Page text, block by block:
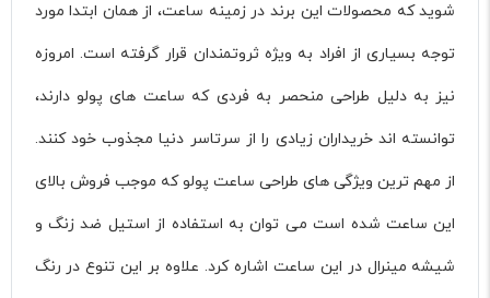
شوید که محصولات این برند در زمینه ساعت، از همان ابتدا مورد
توجه بسیاری از افراد به ویژه ثروتمندان قرار گرفته است. امروزه
نیز به دلیل طراحی منحصر به فردی که ساعت های پولو دارند،
توانسته اند خریداران زیادی را از سرتاسر دنیا مجذوب خود کنند.
از مهم‌ ترین ویژگی های طراحی ساعت پولو که موجب فروش بالای
این ساعت شده است می توان به استفاده از استیل ضد زنگ و
شیشه مینرال در این ساعت اشاره کرد. علاوه بر این تنوع در رنگ